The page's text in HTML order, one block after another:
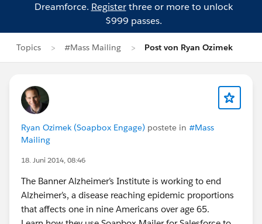
Dreamforce. Registerthree or more to unlock
$999 passes.
Topics #Mass Mailing Post von Ryan Ozimek
Ryan Ozimek (Soapbox Engage) postete in #Mass
Mailing
18. Juni 2014, 08:46
The Banner Alzheimer’s Institute is working to end
Alzheimer’s, a disease reaching epidemic proportions
that affects one in nine Americans over age 65.